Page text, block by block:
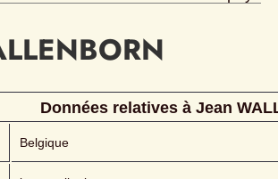
Données relatives à Jean
Belgique